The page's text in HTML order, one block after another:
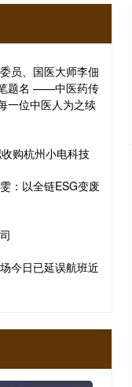
员、国医大师李佃
题名 ——中医药传
一位中医人为之续
购杭州小电科技
：以全链ESG变废
今日已延误航班近